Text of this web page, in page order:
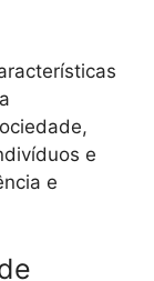
e
e